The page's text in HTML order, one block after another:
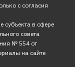
с согласия
субъекта в сфере
совета
№ 554 от
на сайте